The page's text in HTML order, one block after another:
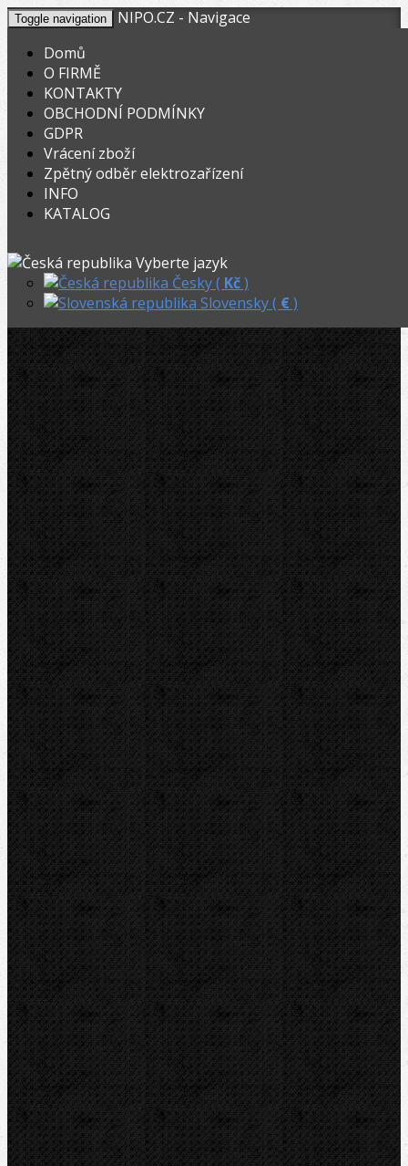
Toggle navigation
NIPO.CZ - Navigace
Domů
O FIRMĚ
KONTAKTY
OBCHODNÍ PODMÍNKY
GDPR
Vrácení zboží
Zpětný odběr elektrozařízení
INFO
KATALOG
Vyberte jazyk
Česky ( Kč)
Slovensky ( €)
V nákupním košíku máte0ks zboží.
Celkem:
Registrovat
OHYBACKY.NET
Přihlášení
Email
Heslo
Pokud u nás nakupujete poprvé, můžete se zde
zaregistrovat
Pokud neznáte své heslo,klikněte zde.
Sortiment
Akce
Mechanické
Elektrické
Hydraulické
Elektro-hydraulické
Strojní
Dělení trubek
Příslušenství
Transportní boxy
Značky
BernzOmatiC